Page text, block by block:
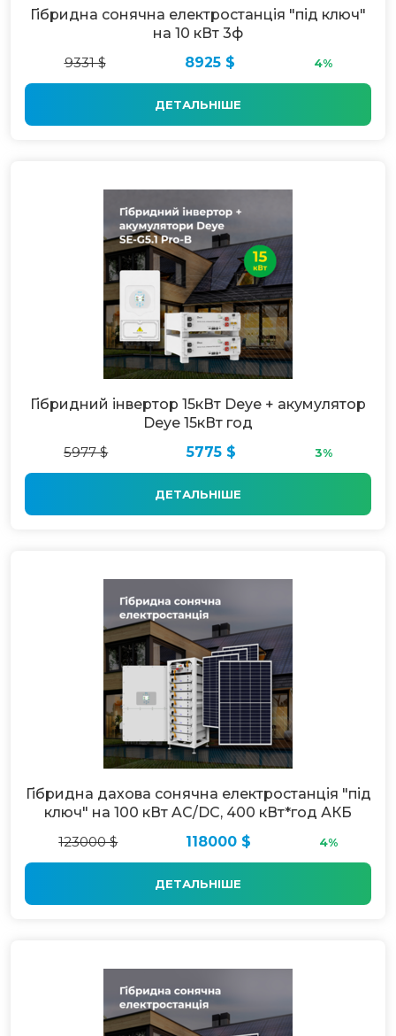
Гібридна сонячна електростанція "під ключ"
на 10 кВт 3ф
9331 $
8925 $ 4%
ДЕТАЛЬНІШЕ
Гібридний інвертор 15кВт Deye + акумулятор
Deye 15кВт год
5977 $
5775 $ 3%
ДЕТАЛЬНІШЕ
Гібридна дахова сонячна електростанція "під
ключ" на 100 кВт AC/DC, 400 кВт*год АКБ
123000 $
118000 $ 4%
ДЕТАЛЬНІШЕ